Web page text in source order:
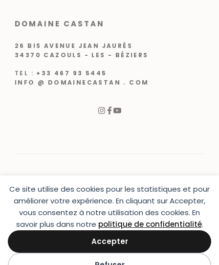
Ce site utilise des cookies pour les statistiques et pour
améliorer votre expérience. En cliquant sur Accepter,
vous consentez à notre utilisation des cookies. En
savoir plus dans notre politique de confidentialité.
Accepter
DOMAINE CASTAN
26 BIS AVENUE JEAN JAURÈS
34370 CAZOULS - LES - BÉZIERS
TEL : +33 467 93 5445
INFO @ DOMAINECASTAN . COM
CRÉATION WEB VARCHETTA
PRESSE|CONTACT|MENTIONS LÉGALES|
CGU & CGV|LIVRAISON